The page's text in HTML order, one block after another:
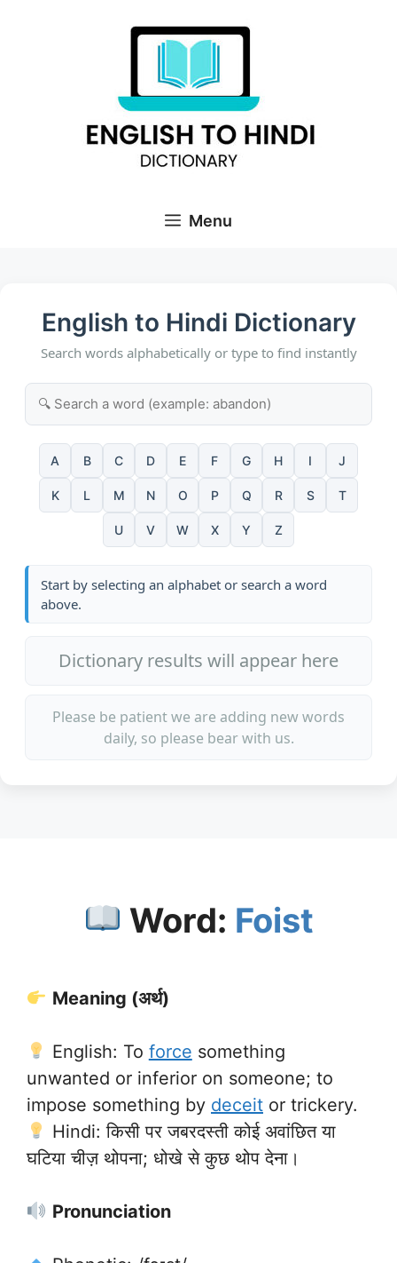
Menu
English to Hindi Dictionary
Search words alphabetically or type to find instantly
A B C D E F G H I J
K L M N O P Q R S T
U V W X Y Z
Start by selecting an alphabet or search a word
above.
Dictionary results will appear here
Please be patient we are adding new words
daily, so please bear with us.
Word: Foist
Meaning (अर्थ)
English: To force something
unwanted or inferior on someone; to
impose something by deceit or trickery.
Hindi: किसी पर जबरदस्ती कोई अवांछित या
घटिया चीज़ थोपना; धोखे से कुछ थोप देना।
Pronunciation